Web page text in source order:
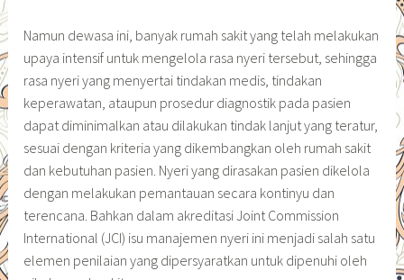
Namun dewasa ini, banyak rumah sakit yang telah melakukan
upaya intensif untuk mengelola rasa nyeri tersebut, sehingga
rasa nyeri yang menyertai tindakan medis, tindakan
keperawatan, ataupun prosedur diagnostik pada pasien
dapat diminimalkan atau dilakukan tindak lanjut yang teratur,
sesuai dengan kriteria yang dikembangkan oleh rumah sakit
dan kebutuhan pasien. Nyeri yang dirasakan pasien dikelola
dengan melakukan pemantauan secara kontinyu dan
terencana. Bahkan dalam akreditasi Joint Commission
International (JCI) isu manajemen nyeri ini menjadi salah satu
elemen penilaian yang dipersyaratkan untuk dipenuhi oleh